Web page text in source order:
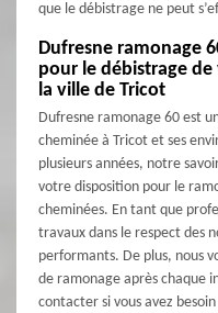
que le débistrage ne peut
Dufresne ramonage
pour le débistrage
la ville de Tricot
Dufresne ramonage 60 est
cheminée à Tricot et ses
plusieurs années, notre
votre disposition pour le
cheminées. En tant que
travaux dans le respect des
performants. De plus, nous
de ramonage après chaque
contacter si vous avez